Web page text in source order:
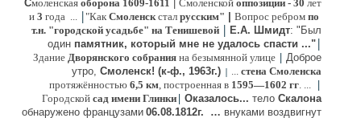
Смоленская оборона 1609-1611 Смоленской оппозиции - 30 лет
и 3 года ... |"Как Смоленскстал русским" Вопрос ребром по
т.н. "городской усадьбе" на Тенишевой | Е.А. Шмидт: "Был
один памятник, который мне не удалось спасти ..." |
Здание Дворянского собрания на безымянной улице | Доброе
утро, Смоленск! (к-ф., 1963г.) | ... стена Смоленска
протяжённостью 6,5 км, построенная в 1595—1602 гг. ... |
Городской сад имени Глинки | Оказалось... тело Скалона
обнаружено французами 06.08.1812г. … внуками воздвигнут